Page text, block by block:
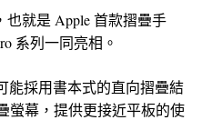
也就是 Apple 首款摺疊手
系列一同亮相。
能採用書本式的直向摺疊結
螢幕，提供更接近平板的使